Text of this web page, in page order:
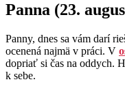
Panna (23.
Panny, dnes sa vám darí
ocenená najmä v práci. V
dopriať si čas na oddych.
k sebe.